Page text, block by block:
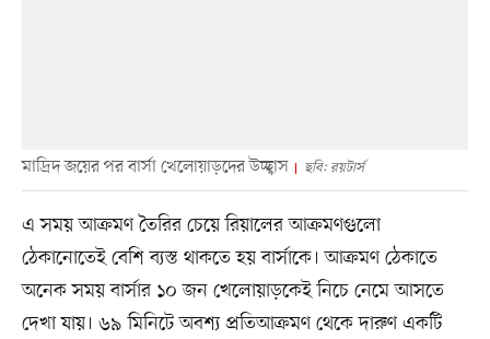
মাদ্রিদ জয়ের পর বার্সা খেলোয়াড়দের উচ্ছ্বাস ছবি: রয়টার্স
এ সময় আক্রমণ তৈরির চেয়ে রিয়ালের আক্রমণগুলো
ঠেকানোতেই বেশি ব্যস্ত থাকতে হয় বার্সাকে। আক্রমণ ঠেকাতে
অনেক সময় বার্সার ১০ জন খেলোয়াড়কেই নিচে নেমে আসতে
দেখা যায়। ৬৯ মিনিটে অবশ্য প্রতিআক্রমণ থেকে দারুণ একটি